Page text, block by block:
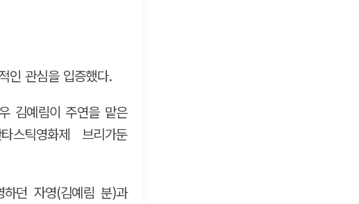
인 관심을 입증했다.
김예림이 주연을 맡은
스틱영화제 브리가둔
던 자영(김예림 분)과